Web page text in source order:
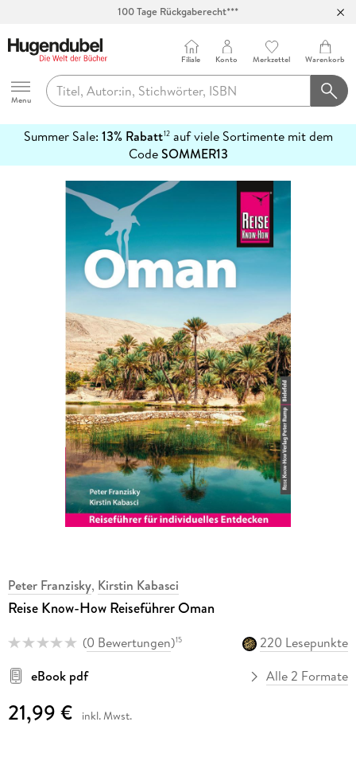
100 Tage Rückgaberecht***
Hugendubel
Menu
Filiale Konto Merkzettel Warenkorb
Summer Sale: 13% Rabatt12auf viele Sortimente mit dem
CodeSOMMER13
erfahren
Peter Franzisky, Kirstin Kabasci
Reise Know-How Reiseführer Oman
(0 Bewertungen)15
220 Lesepunkte
eBook pdf
Alle 2 Formate
21,99 € inkl. Mwst.